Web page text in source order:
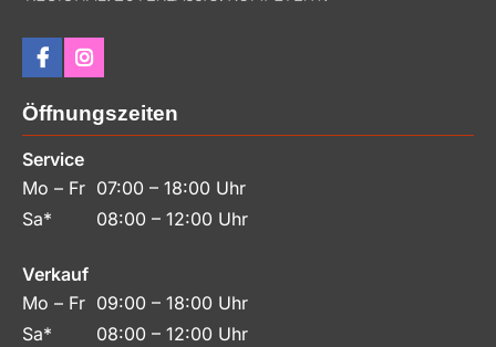
Öffnungszeiten
Service
Mo – Fr 07:00 – 18:00 Uhr
Sa*
08:00 – 12:00 Uhr
Verkauf
Mo – Fr 09:00 – 18:00 Uhr
Sa*
08:00 – 12:00 Uhr